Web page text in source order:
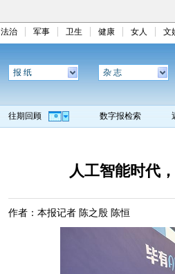
法治 军事 卫生 健康 女人 文
报 纸 杂 志
往期回顾 数字报检索
人工智能时代
作者：本报记者 陈之殷 陈恒